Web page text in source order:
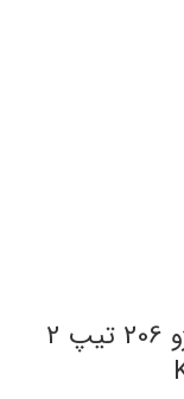
رینگ و بوش پیستون تخت پژو 206 تیپ 2